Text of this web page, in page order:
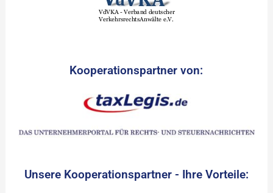
Kooperationspartner von:
Unsere Kooperationspartner - Ihre Vorteile: